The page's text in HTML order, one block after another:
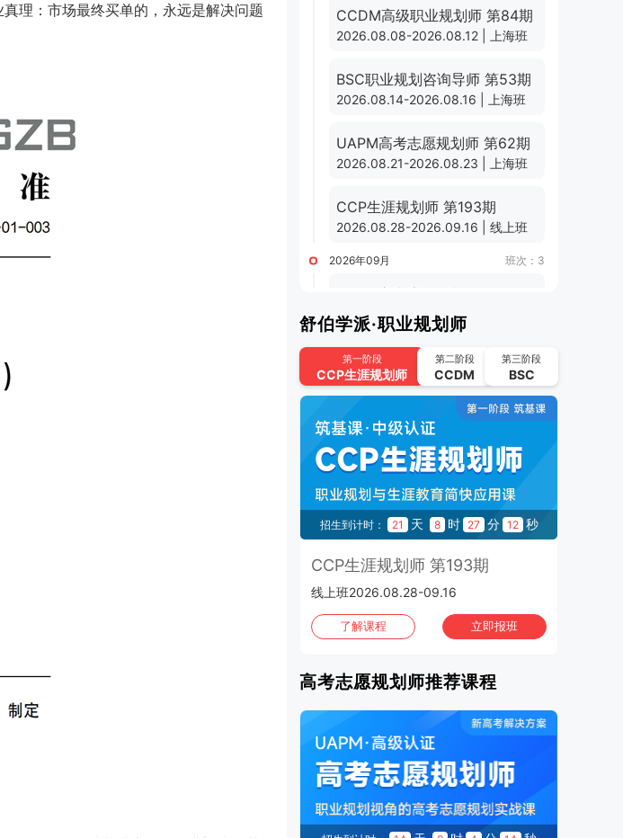
理：市场最终买单的，永远是解决问题
CCDM高级职业规划师 第84期
2026.08.08-2026.08.12 | 上海班
BSC职业规划咨询导师 第53期
2026.08.14-2026.08.16 | 上海班
UAPM高考志愿规划师 第62期
2026.08.21-2026.08.23 | 上海班
CCP生涯规划师 第193期
2026.08.28-2026.09.16 | 线上班
班次：3
2026年09月
2026.09.01-2026.09.24 | 线上班
CCP生涯规划师 第194期
2026.09.11-2026.09.30 | 线上班
UAPM高考志愿规划师 第64期
2026.09.22-2026.10.15 | 线上班
班次：4
2026年10月
CCP生涯规划师 第195期
2026.10.02-2026.10.21 | 线上班
UAPM高考志愿规划师 第65期
2026.10.13-2026.11.05 | 线上班
CCP生涯规划师 第196期
2026.10.30-2026.11.01 | 上海班
舒伯学派·职业规划师
第一阶段
CCP生涯规划师
第二阶段
CCDM
第三阶段
BSC
招生到计时： 21 天 8 时 27 分 12 秒
CCP生涯规划师 第193期
线上班2026.08.28-09.16
了解课程 立即报班
高考志愿规划师推荐课程